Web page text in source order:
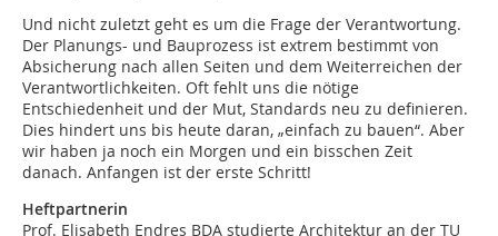
Und nicht zuletzt geht es um die Frage der Verantwortung.
Der Planungs- und Bauprozess ist extrem bestimmt von
Absicherung nach allen Seiten und dem Weiterreichen der
Verantwortlichkeiten. Oft fehlt uns die nötige
Entschiedenheit und der Mut, Standards neu zu definieren.
Dies hindert uns bis heute daran, „einfach zu bauen“. Aber
wir haben ja noch ein Morgen und ein bisschen Zeit
danach. Anfangen ist der erste Schritt!
Heftpartnerin
Prof. Elisabeth Endres BDA studierte Architektur an der TU